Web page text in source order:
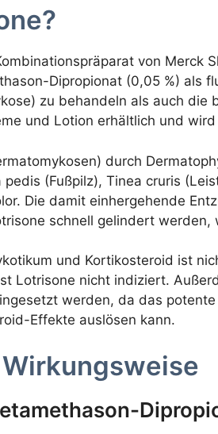
von Merck
Dipropionat (0,05 %) als
zu behandeln als auch
und Lotion erhältlich und
durch
(Fußpilz), Tinea cruris
Die damit einhergehende
schnell gelindert
und Kortikosteroid ist
Lotrisone nicht indiziert.
werden, da das
Effekte auslösen kann.